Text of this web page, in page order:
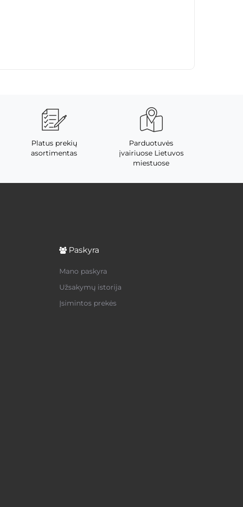
Platus prekių
asortimentas
Parduotuvės
įvairiuose Lietuvos
miestuose
Paskyra
Mano paskyra
Užsakymų istorija
Įsimintos prekės